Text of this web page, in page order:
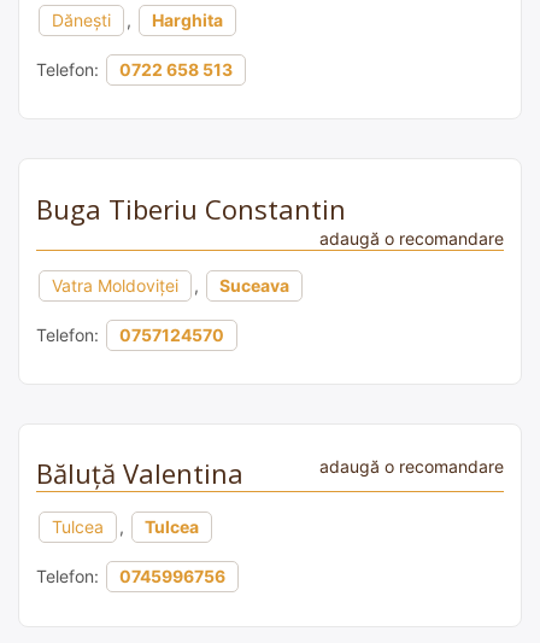
Dăneşti , Harghita
Telefon: 0722 658 513
Buga Tiberiu Constantin
adaugă o recomandare
Vatra Moldoviței , Suceava
Telefon: 0757124570
Băluță Valentina adaugă o recomandare
Tulcea , Tulcea
Telefon: 0745996756